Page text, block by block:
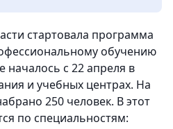
стартовала программа
обучению
началось с 22 апреля в
и учебных центрах. На
250 человек. В этот
по специальностям: